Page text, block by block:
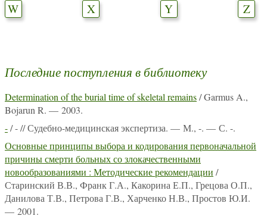
W
X Y Z
Последние поступления в библиотеку
Determination of the burial time of skeletal remains/ Garmus A.,
Bojarun R. — 2003.
-/ - // Судебно-медицинская экспертиза. — М., -. — С. -.
Основные принципы выбора и кодирования первоначальной
причины смерти больных со злокачественными
новообразованиями : Методические рекомендации /
Старинский В.В., Франк Г.А., Какорина Е.П., Грецова О.П.,
Данилова Т.В., Петрова Г.В., Харченко Н.В., Простов Ю.И.
— 2001.